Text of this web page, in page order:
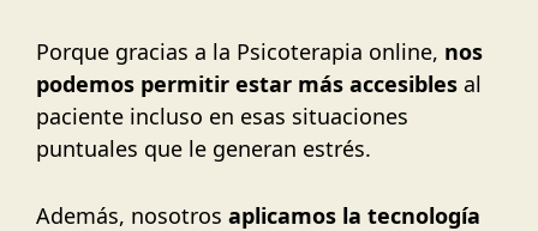
Porque gracias a la Psicoterapia online, nos
podemos permitir estar más accesibles al
paciente incluso en esas situaciones
puntuales que le generan estrés.
Además, nosotros aplicamos la tecnología